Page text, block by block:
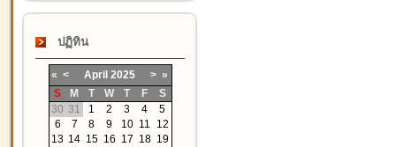
ปฏิทิน
« < April 2025 > »
S
M T W T F
S
30 31 1 2 3 4
5
6
7 8 9 10 11
12
13 14 15 16 17 18 19